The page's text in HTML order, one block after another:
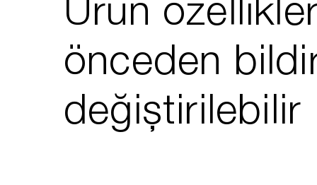
Ürün
önceden
değiştirilebilir